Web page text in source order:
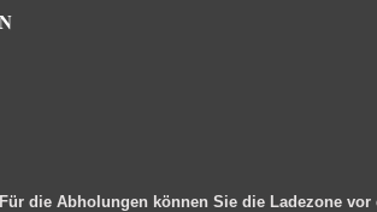
Für die Abholungen können Sie die Ladezone